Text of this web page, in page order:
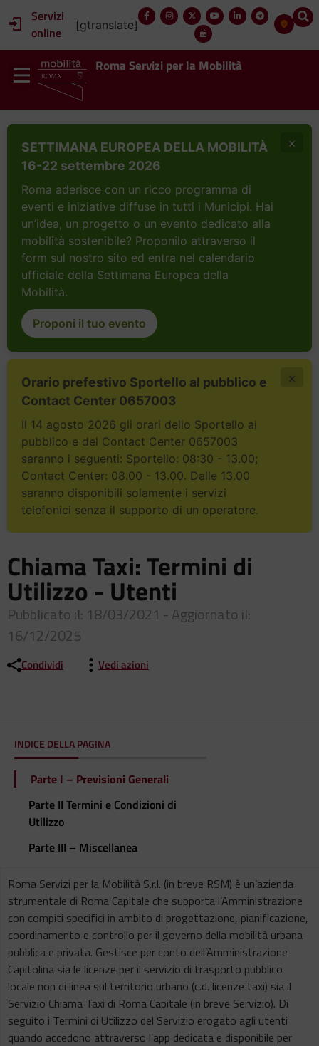
contenuto
Servizi
online
[gtranslate]
Roma Servizi per la Mobilità
SETTIMANA EUROPEA DELLA MOBILITÀ
16-22 settembre 2026
Roma aderisce con un ricco programma di
eventi e iniziative diffuse in tutti i Municipi. Hai
un’idea, un progetto o un evento dedicato alla
mobilità sostenibile? Proponilo attraverso il
form sul nostro sito ed entra nel calendario
ufficiale della Settimana Europea della
Mobilità.
Proponi il tuo evento
×
Orario prefestivo Sportello al pubblico e
Contact Center 0657003
Il 14 agosto 2026 gli orari dello Sportello al
pubblico e del Contact Center 0657003
saranno i seguenti: Sportello: 08:30 - 13.00;
Contact Center: 08.00 - 13.00. Dalle 13.00
saranno disponibili solamente i servizi
telefonici senza il supporto di un operatore.
×
Chiama Taxi: Termini di
Utilizzo - Utenti
Pubblicato il: 18/03/2021 - Aggiornato il:
16/12/2025
Condividi Vedi azioni
INDICE DELLA PAGINA
Parte I – Previsioni Generali
Parte II Termini e Condizioni di
Utilizzo
Parte III – Miscellanea
Roma Servizi per la Mobilità S.r.l. (in breve RSM) è un’azienda
strumentale di Roma Capitale che supporta l’Amministrazione
con compiti specifici in ambito di progettazione, pianificazione,
coordinamento e controllo per il governo della mobilità urbana
pubblica e privata. Gestisce per conto dell’Amministrazione
Capitolina sia le licenze per il servizio di trasporto pubblico
locale non di linea sul territorio urbano (c.d. licenze taxi) sia il
Servizio Chiama Taxi di Roma Capitale (in breve Servizio). Di
seguito i Termini di Utilizzo del Servizio erogato agli utenti
quando accedono attraverso l’app dedicata e disponibile per